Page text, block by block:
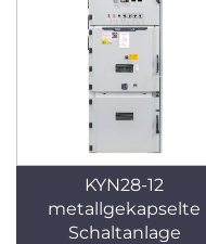
KYN28-12
metallgekapselte
Schaltanlage